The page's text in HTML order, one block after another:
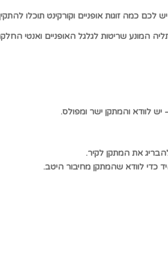
כמה זוגות אופניים וקורקינט תוכלו
המונע שריטות לגלגל האופניים ואנטי
את המתקן לקיר.
כדי לוודא שהמתקן מחיבור היטב.